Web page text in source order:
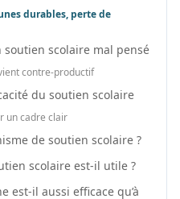
durables, perte de
soutien scolaire mal pensé
contre-productif
du soutien scolaire
un cadre clair
de soutien scolaire ?
scolaire est-il utile ?
est-il aussi efficace qu’à